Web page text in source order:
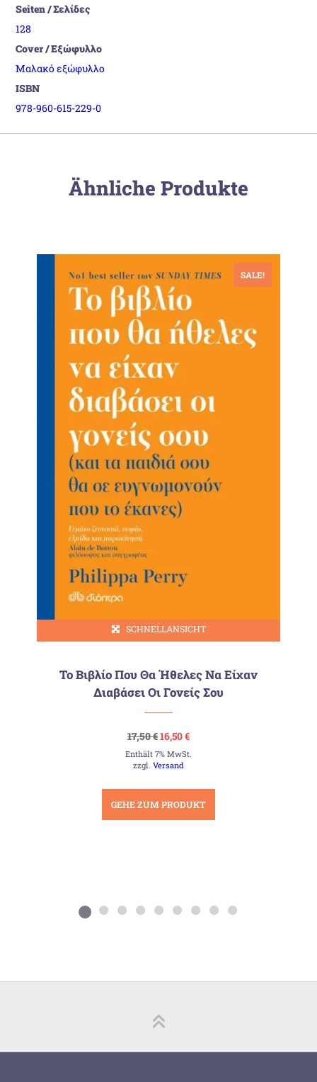
Seiten / Σελίδες
128
Cover / Εξώφυλλο
Μαλακό εξώφυλλο
ISBN
978-960-615-229-0
Ähnliche Produkte
SALE!
SCHNELLANSICHT
Το Βιβλίο Που Θα Ήθελες Να Είχαν
Διαβάσει Οι Γονείς Σου
17,50€Ursprünglicher
Preis
war:
17,50 €
16,50€Aktueller
ist:
Enthält 7% MwSt.
zzgl.Versand
GEHE ZUM PRODUKT